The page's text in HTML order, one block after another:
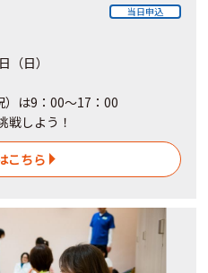
当日申込
日）
は9：00～17：00
戦しよう！
こちら